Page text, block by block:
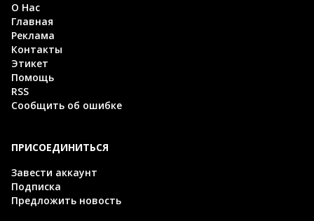
О Нас
Главная
Реклама
Контакты
Этикет
Помощь
RSS
Сообщить об ошибке
ПРИСОЕДИНИТЬСЯ
Завести аккаунт
Подписка
Предложить новость